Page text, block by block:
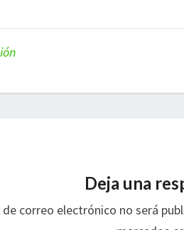
Deja una
correo electrónico no será